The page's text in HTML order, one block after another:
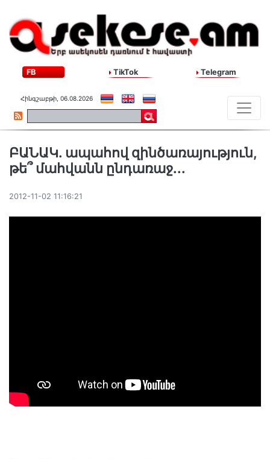
FB TikTok Telegram
Հինգշաբթի, 06.08.2026
ԲԱՆԱԿ. ապահով զինծառայություն,
թե՞ մահվանն ընդառաջ...
2012-11-02 11:16:21